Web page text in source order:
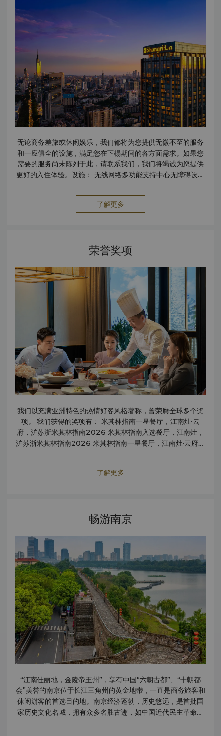
无论商务差旅或休闲娱乐，我们都将为您提供无微不至的服务
和一应俱全的设施，满足您在下榻期间的各方面需求。如果您
需要的服务尚未陈列于此，请联系我们，我们将竭诚为您提供
更好的入住体验。设施： 无线网络多功能支持中心无障碍设施
桑拿和蒸汽浴按摩/护理房室内游泳池视频会议设施服务： IT管
家服务护婴/托儿服务擦鞋服务邮政/包裹速递服务快捷入住及退
中心：南京香格里拉多功能支持中心提供一系列的商务设施，
及全球快递服务工作区手提电脑会议室秘书服务打印名片和其
他文具
了解更多
荣誉奖项
我们以充满亚洲特色的热情好客风格著称，曾荣膺全球多个奖
项。 我们获得的奖项有： 米其林指南一星餐厅，江南灶·云
府，沪苏浙米其林指南2026 米其林指南入选餐厅，江南灶，
沪苏浙米其林指南2026 米其林指南一星餐厅，江南灶·云府，
省米其林指南2025 黑珍珠一钻餐厅，江南灶，美团点评黑珍
店，都会年度酒店大赏 2019 最佳奢华酒店奖，携程旅行口碑
务酒店，携程国际南京分公司 2017 最佳休闲酒店奖，《城市
旅游》最佳酒店奖 2017 最佳餐厅——江南灶，LA Lsite
2017 最佳卓越商务服务酒店，都会年度酒店大赏 2017 最佳
会议服务酒店，都会年度酒店大赏 2017 最佳MICE酒店，
《城市旅游》最佳酒店 2015-2016 最受新人喜爱的五星级酒
店TOP 5，南京婚宴网 2015 渠道最佳合作奖，携程旅行网大
住宿事业部 2015 最佳新开业商务酒店，“臻选周末”最佳旅行
奖 2014-2015 中国十佳新开业酒店，中国酒店星光奖
2014 欲了解更多详情或其他媒体垂询，请联络区域市场传媒
总监。 陆娴 Jolie.lu@shangri-la.com电话: (86 25) 8630
8888
了解更多
畅游南京
“江南佳丽地，金陵帝王州”，享有中国“六朝古都”、“十朝都
会”美誉的南京位于长江三角州的黄金地带，一直是商务旅客和
休闲游客的首选目的地。南京经济蓬勃，历史悠远，是首批国
家历史文化名城，拥有众多名胜古迹，如中国近代民主革命先
列入联合国教科文组织名录和世界文化遗产的明孝陵。 点击